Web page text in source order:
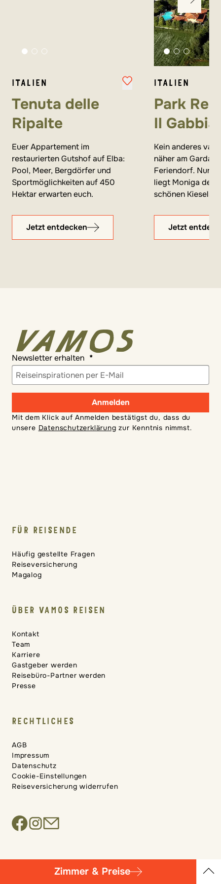
Zimmer & Preise
ITALIEN
Tenuta delle
Ripalte
Euer Appartement im
restaurierten Gutshof auf Elba:
Pool, Meer, Bergdörfer und
Sportmöglichkeiten auf 450
Hektar erwarten euch.
Jetzt entdecken
ITALIEN
Park
Il
Kein anderes
näher am
Feriendorf. Nur 2
liegt Moniga del
schönen
Jetzt
Newsletter erhalten
Anmelden
Mit dem Klick auf Anmelden bestätigst du, dass du
unsere Datenschutzerklärung zur Kenntnis nimmst.
FÜR REISENDE
Häufig gestellte Fragen
Reiseversicherung
Magalog
ÜBER VAMOS REISEN
Kontakt
Team
Karriere
Gastgeber werden
Reisebüro-Partner werden
Presse
RECHTLICHES
AGB
Impressum
Datenschutz
Cookie-Einstellungen
Reiseversicherung widerrufen